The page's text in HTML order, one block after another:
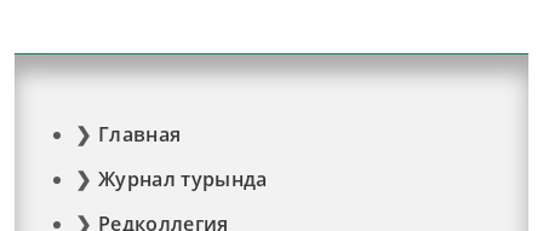
Главная
Журнал турында
Редколлегия